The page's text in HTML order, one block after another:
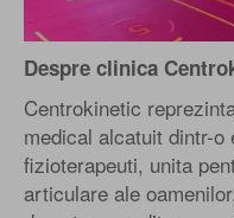
Despre clinica
Centrokinetic
medical alcatuit dintr-o
fizioterapeuti, unita
articulare ale